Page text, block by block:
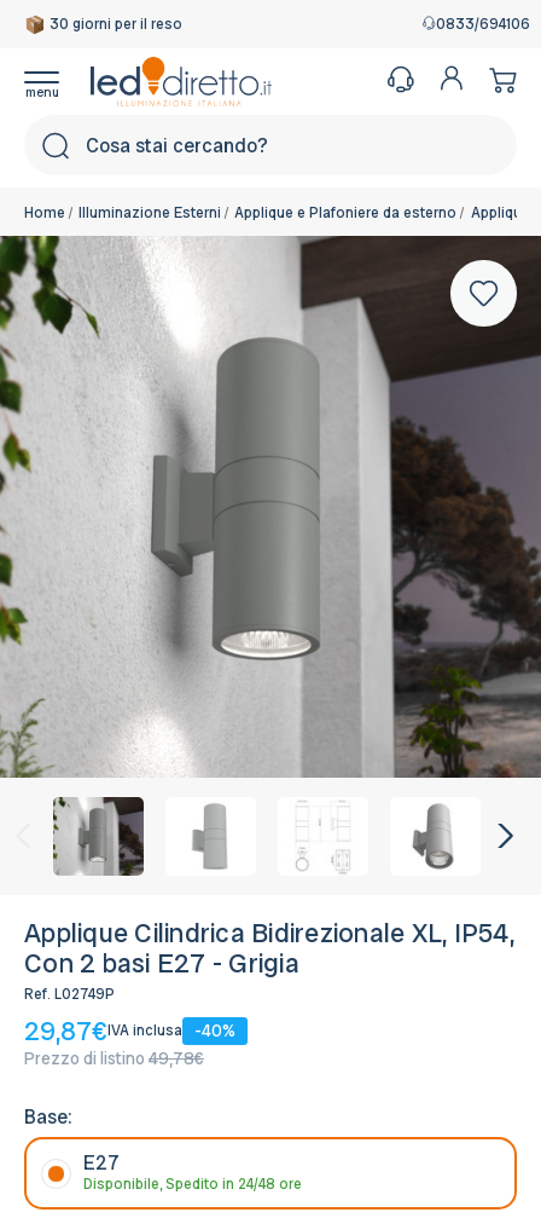
30 giorni per il reso
Garanzia Italiana 0833/694106
Home Illuminazione Esterni Applique e Plafoniere da esterno Applique
Applique Cilindrica Bidirezionale XL, IP54,
Con 2 basi E27 - Grigia
Ref. L02749P
29,87€IVA inclusa
-40%
Prezzo di listino 49,78€
Disponibile, Spedito in 24/48 ore
Base:
E27
Disponibile, Spedito in 24/48 ore